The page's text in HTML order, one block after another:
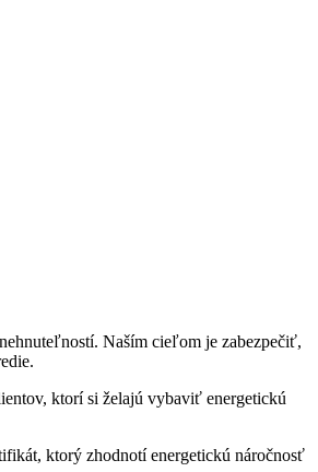
Naším cieľom je zabezpečiť,
ktorí si želajú vybaviť energetickú
ktorý zhodnotí energetickú náročnosť